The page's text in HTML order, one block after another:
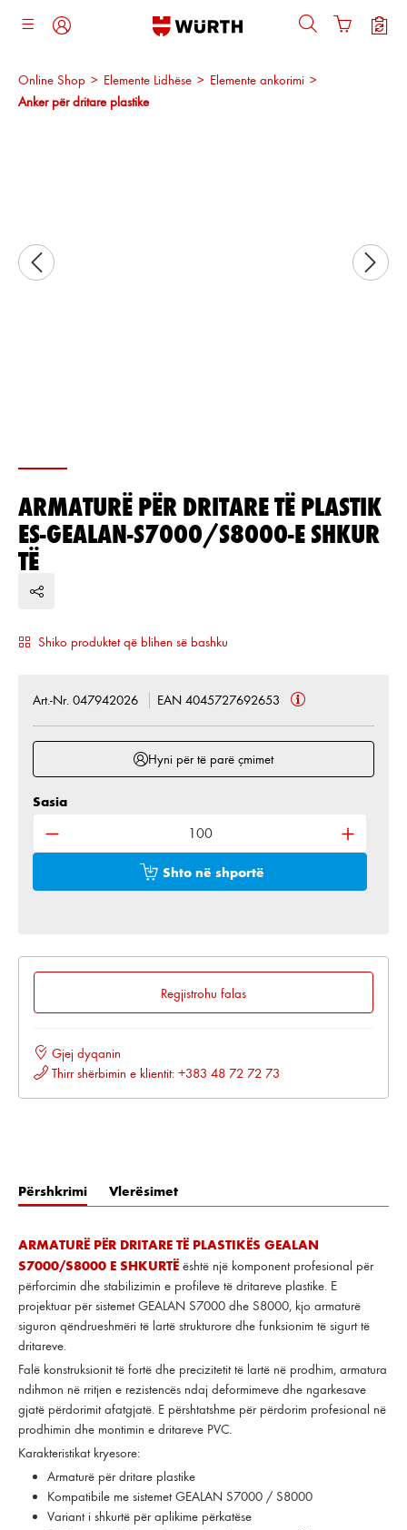
kryesore
Online Shop > Elemente Lidhëse > Elemente ankorimi >
Anker për dritare plastike
ARMATURË PËR DRITARE TË PLASTIK
ES-GEALAN-S7000/S8000-E SHKUR
TË
Shiko produktet që blihen së bashku
Art.-Nr. 047942026 EAN 4045727692653
Hyni për të parë çmimet
Sasia e produktit: Shkruani sasinë e dëshiruar
Sasia
Shto në shportë
Regjistrohu falas
Gjej dyqanin
Thirr shërbimin e klientit: +383 48 72 72 73
Përshkrimi Vlerësimet
ARMATURË PËR DRITARE TË PLASTIKËS GEALAN
S7000/S8000 E SHKURTË është një komponent profesional për
përforcimin dhe stabilizimin e profileve të dritareve plastike. E
projektuar për sistemet GEALAN S7000 dhe S8000, kjo armaturë
siguron qëndrueshmëri të lartë strukturore dhe funksionim të sigurt të
dritareve.
Falë konstruksionit të fortë dhe precizitetit të lartë në prodhim, armatura
ndihmon në rritjen e rezistencës ndaj deformimeve dhe ngarkesave
gjatë përdorimit afatgjatë. E përshtatshme për përdorim profesional në
prodhimin dhe montimin e dritareve PVC.
Karakteristikat kryesore:
Armaturë për dritare plastike
Kompatibile me sistemet GEALAN S7000 / S8000
Variant i shkurtë për aplikime përkatëse